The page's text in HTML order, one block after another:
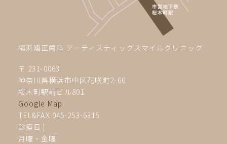
横浜矯正歯科 アーティスティックスマイルクリニック
〒 231-0063
神奈川県横浜市中区花咲町2-66
桜木町駅前ビル801
Google Map
TEL&FAX 045-253-6315
診療日 |
月曜・金曜